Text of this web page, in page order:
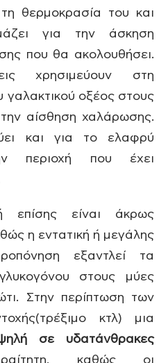
θερμοκρασία του και
για την άσκηση
που θα ακολουθήσει.
χρησιμεύουν στη
γαλακτικού οξέος στους
αίσθηση χαλάρωσης.
και για το ελαφρύ
περιοχή που έχει
επίσης είναι άκρως
η εντατική ή μεγάλης
εξαντλεί τα
στους μύες
Στην περίπτωση των
κτλ) μια
σε υδατάνθρακες